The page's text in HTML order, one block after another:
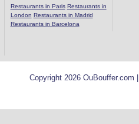
Restaurants in Paris Restaurants in
London Restaurants in Madrid
Restaurants in Barcelona
Copyright 2026 OuBouffer.com